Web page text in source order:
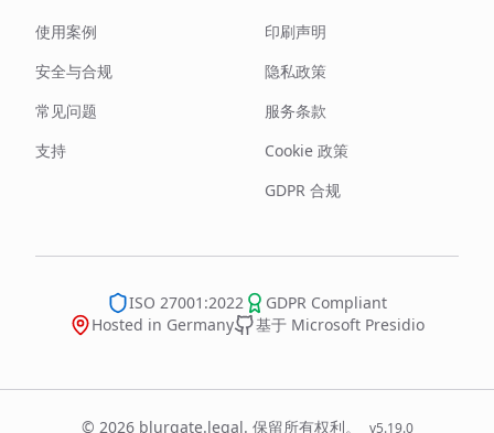
使用案例
安全与合规
常见问题
支持
印刷声明
隐私政策
服务条款
Cookie 政策
GDPR 合规
ISO 27001:2022
GDPR Compliant
Hosted in Germany
基于 Microsoft Presidio
© 2026 blurgate.legal. 保留所有权利。 v5.19.0